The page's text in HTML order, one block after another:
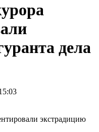
дела